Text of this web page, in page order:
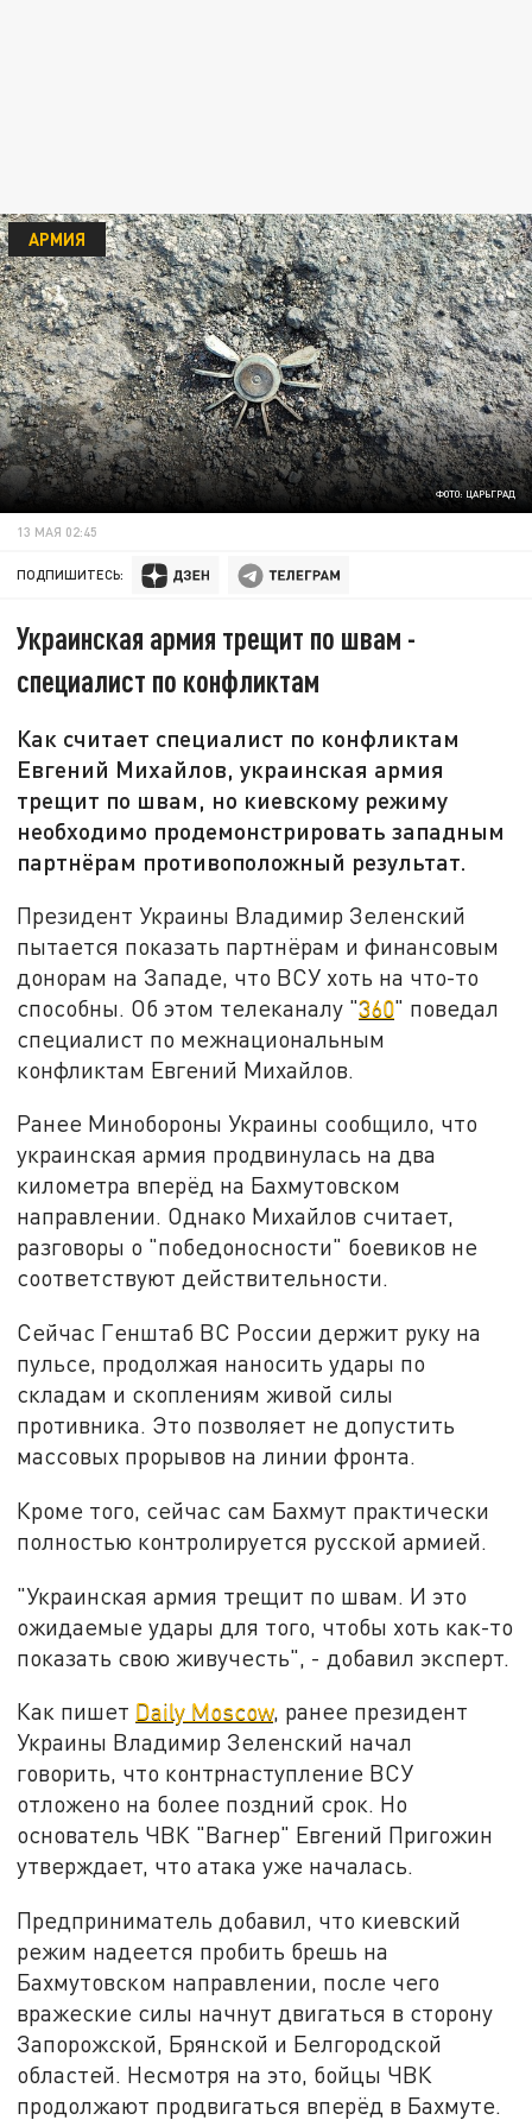
ФОТО: ЦАРЬГРАД
АРМИЯ
13 МАЯ 02:45
ПОДПИШИТЕСЬ:
Украинская армия трещит по швам -
специалист по конфликтам
Как считает специалист по конфликтам
Евгений Михайлов, украинская армия
трещит по швам, но киевскому режиму
необходимо продемонстрировать западным
партнёрам противоположный результат.
Президент Украины Владимир Зеленский
пытается показать партнёрам и финансовым
донорам на Западе, что ВСУ хоть на что-то
способны. Об этом телеканалу "360" поведал
специалист по межнациональным
конфликтам Евгений Михайлов.
Ранее Минобороны Украины сообщило, что
украинская армия продвинулась на два
километра вперёд на Бахмутовском
направлении. Однако Михайлов считает,
разговоры о "победоносности" боевиков не
соответствуют действительности.
Сейчас Генштаб ВС России держит руку на
пульсе, продолжая наносить удары по
складам и скоплениям живой силы
противника. Это позволяет не допустить
массовых прорывов на линии фронта.
Кроме того, сейчас сам Бахмут практически
полностью контролируется русской армией.
"Украинская армия трещит по швам. И это
ожидаемые удары для того, чтобы хоть как-то
показать свою живучесть", - добавил эксперт.
Как пишет Daily Moscow, ранее президент
Украины Владимир Зеленский начал
говорить, что контрнаступление ВСУ
отложено на более поздний срок. Но
основатель ЧВК "Вагнер" Евгений Пригожин
утверждает, что атака уже началась.
Предприниматель добавил, что киевский
режим надеется пробить брешь на
Бахмутовском направлении, после чего
вражеские силы начнут двигаться в сторону
Запорожской, Брянской и Белгородской
областей. Несмотря на это, бойцы ЧВК
продолжают продвигаться вперёд в Бахмуте.